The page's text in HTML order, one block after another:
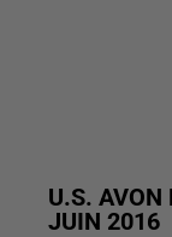
U.S. AVON
JUIN 2016